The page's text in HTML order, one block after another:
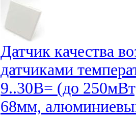
Датчик качества
датчиками
9..30В= (до
68мм,